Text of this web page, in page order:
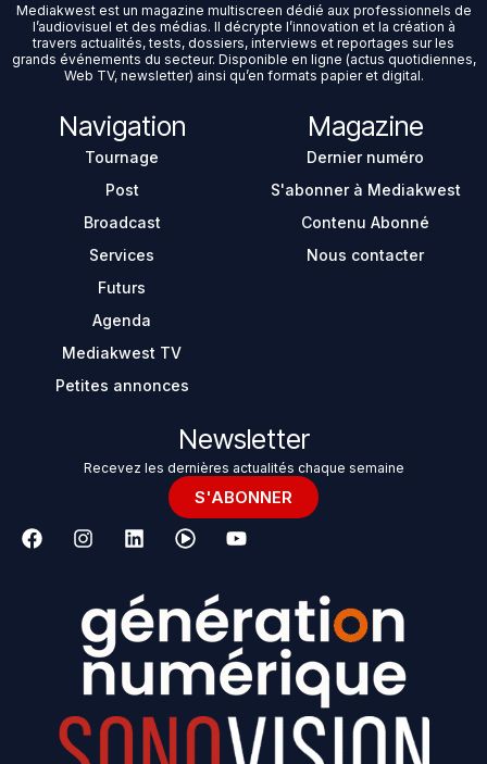
Mediakwest est un magazine multiscreen dédié aux professionnels de
l’audiovisuel et des médias. Il décrypte l’innovation et la création à
travers actualités, tests, dossiers, interviews et reportages sur les
grands événements du secteur. Disponible en ligne (actus quotidiennes,
Web TV, newsletter) ainsi qu’en formats papier et digital.
Navigation
Tournage
Post
Broadcast
Services
Futurs
Agenda
Mediakwest TV
Petites annonces
Magazine
Dernier numéro
S'abonner à Mediakwest
Contenu Abonné
Nous contacter
Newsletter
Recevez les dernières actualités chaque semaine
S'ABONNER